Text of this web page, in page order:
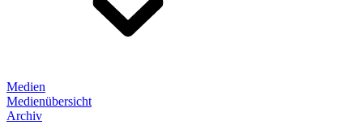
Medien
Medienübersicht
Archiv